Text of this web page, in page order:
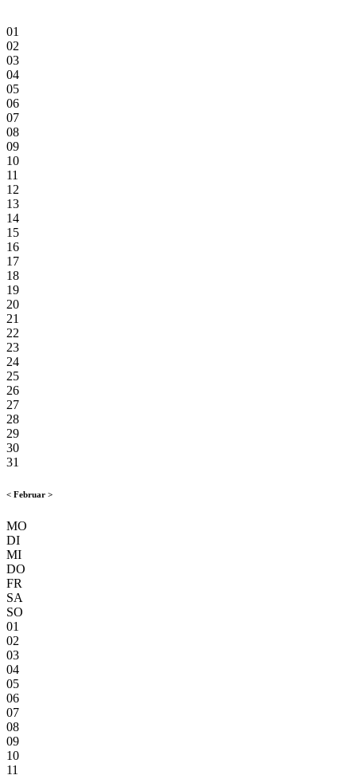
01
02
03
04
05
06
07
08
09
10
11
12
13
14
15
16
17
18
19
20
21
22
23
24
25
26
27
28
29
30
31
< Februar >
MO
DI
MI
DO
FR
SA
SO
01
02
03
04
05
06
07
08
09
10
11